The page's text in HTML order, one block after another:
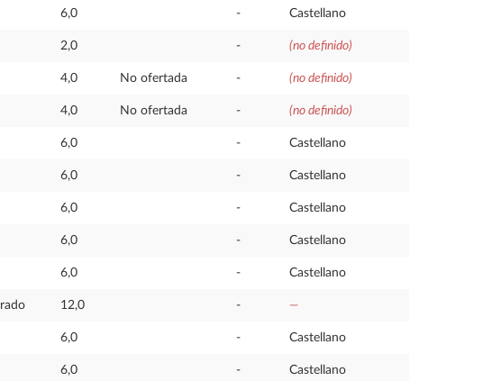
6,0 - Castellano
2,0 - (no definido)
4,0 No ofertada - (no definido)
4,0 No ofertada - (no definido)
6,0 - Castellano
6,0 - Castellano
6,0 - Castellano
6,0 - Castellano
6,0 - Castellano
12,0 - —
6,0 - Castellano
6,0 - Castellano